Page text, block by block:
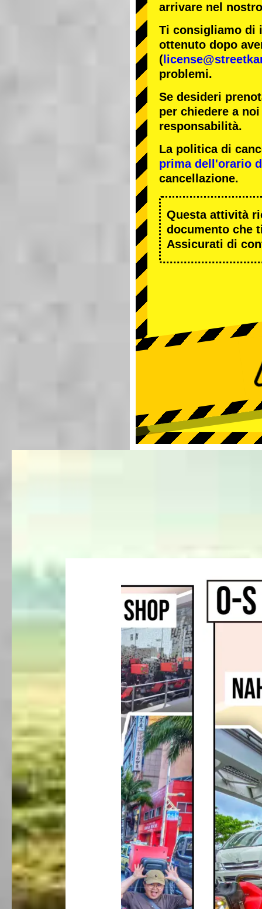
arrivare nel
Ti consigliamo di
ottenuto dopo
(
problemi.
Se desideri
per chiedere a
responsabilità.
La politica di
prima dell'orario
cancellazione.
Questa attività
documento che
Assicurati di